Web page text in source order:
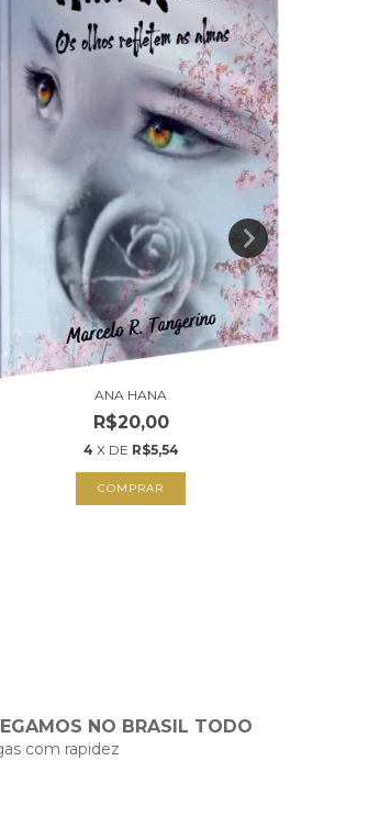
ANA HANA
R$20,00
4 X DE R$5,54
COMPRAR
NO BRASIL TODO
com rapidez